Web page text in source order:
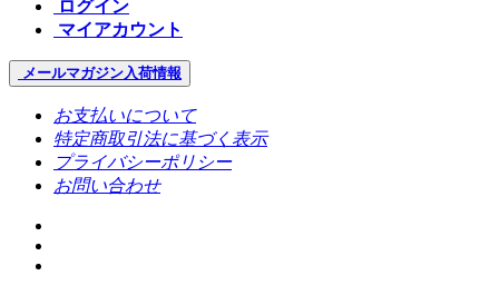
ログイン
マイアカウント
メールマガジン入荷情報
お支払いについて
特定商取引法に基づく表示
プライバシーポリシー
お問い合わせ